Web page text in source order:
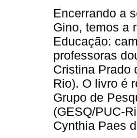
Encerrando a
Gino, temos a
Educação:
professoras
Cristina Prado
Rio). O livro é
Grupo de
(GESQ/PUC-
Cynthia Paes